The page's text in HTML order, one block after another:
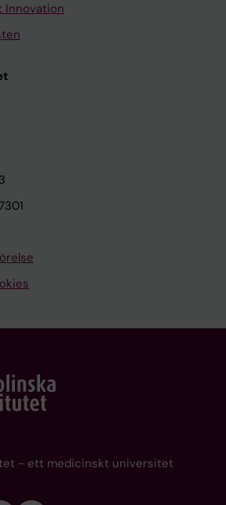
Innovation
- ett medicinskt universitet